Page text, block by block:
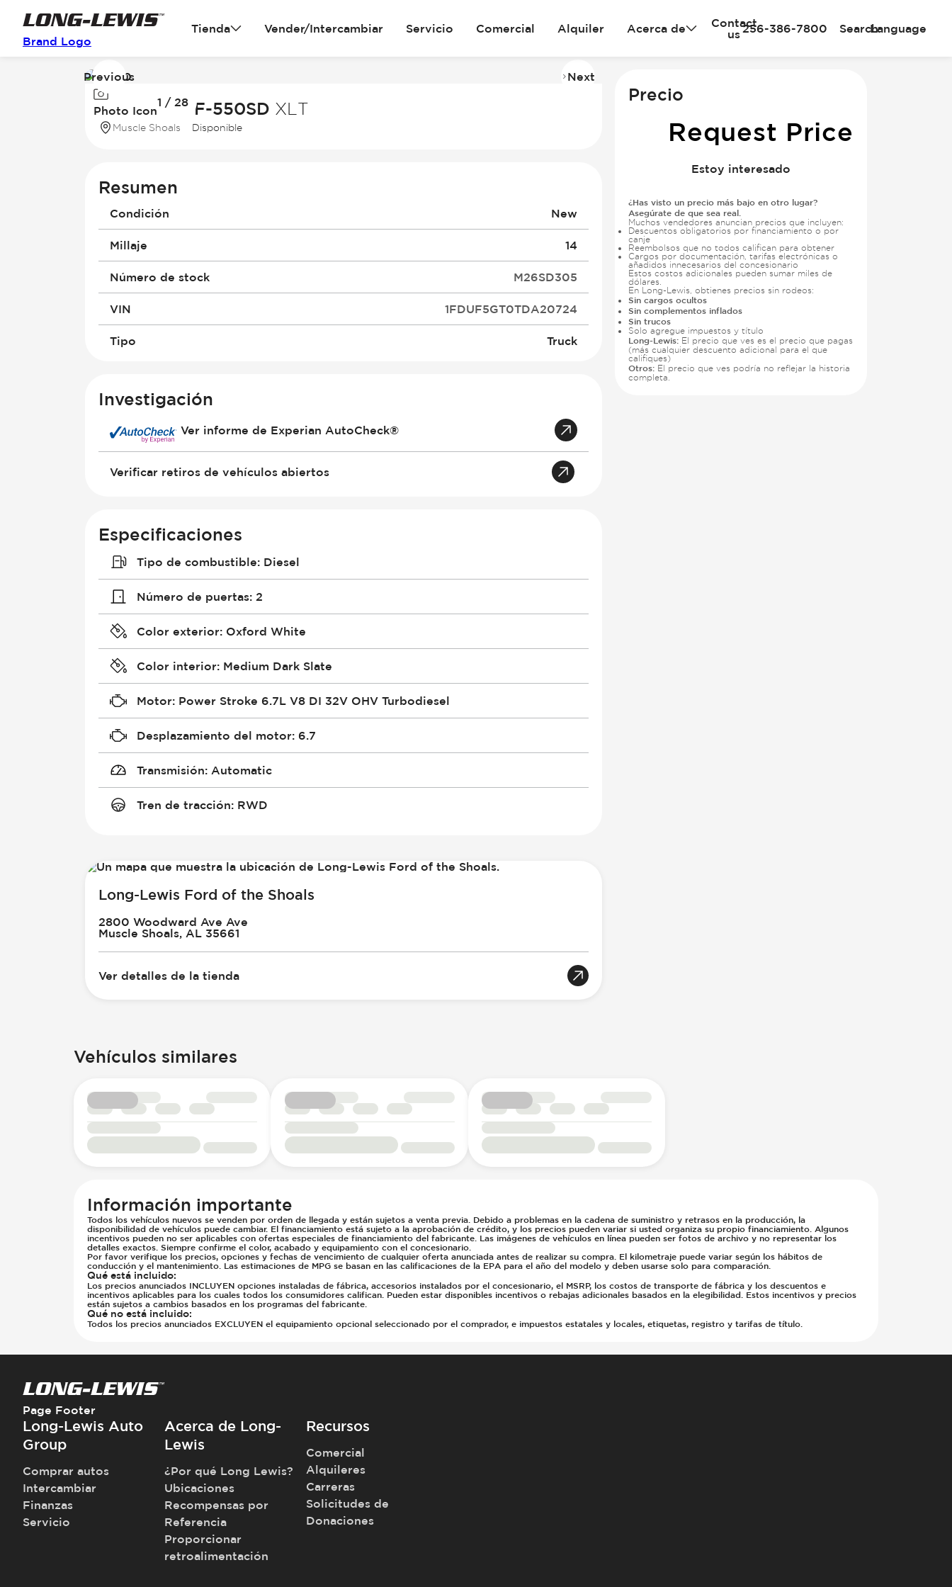
Brand Logo
Tienda Vender/Intercambiar Servicio Comercial Alquiler Acerca de
Contact
us256-386-7800 SearchLanguage
Image
of
Image
Photo Icon
1 / 28
Previous Next
2026 Ford F-550SD XLT
Muscle Shoals Disponible
Precio
Request Price
Estoy interesado
¿Has visto un precio más bajo en otro lugar?
Asegúrate de que sea real.
Muchos vendedores anuncian precios que incluyen:
Descuentos obligatorios por financiamiento o por
canje
Reembolsos que no todos califican para obtener
Cargos por documentación, tarifas electrónicas o
añadidos innecesarios del concesionario
Estos costos adicionales pueden sumar miles de
dólares.
En Long-Lewis, obtienes precios sin rodeos:
Sin cargos ocultos
Sin complementos inflados
Sin trucos
Solo agregue impuestos y título
Long-Lewis: El precio que ves es el precio que pagas
(más cualquier descuento adicional para el que
califiques)
Otros: El precio que ves podría no reflejar la historia
completa.
Resumen
Condición New
Millaje 14
Número de stock M26SD305
VIN 1FDUF5GT0TDA20724
Tipo Truck
Investigación
Ver informe de Experian AutoCheck®
Verificar retiros de vehículos abiertos
Especificaciones
Tipo de combustible: Diesel
Número de puertas: 2
Color exterior: Oxford White
Color interior: Medium Dark Slate
Motor: Power Stroke 6.7L V8 DI 32V OHV Turbodiesel
Desplazamiento del motor: 6.7
Transmisión: Automatic
Tren de tracción: RWD
Long-Lewis Ford of the Shoals
2800 Woodward Ave Ave
Muscle Shoals, AL 35661
Ver detalles de la tienda
Vehículos similares
Información importante
Todos los vehículos nuevos se venden por orden de llegada y están sujetos a venta previa. Debido a problemas en la cadena de suministro y retrasos en la producción, la
disponibilidad de vehículos puede cambiar. El financiamiento está sujeto a la aprobación de crédito, y los precios pueden variar si usted organiza su propio financiamiento. Algunos
incentivos pueden no ser aplicables con ofertas especiales de financiamiento del fabricante. Las imágenes de vehículos en línea pueden ser fotos de archivo y no representar los
detalles exactos. Siempre confirme el color, acabado y equipamiento con el concesionario.
Por favor verifique los precios, opciones y fechas de vencimiento de cualquier oferta anunciada antes de realizar su compra. El kilometraje puede variar según los hábitos de
conducción y el mantenimiento. Las estimaciones de MPG se basan en las calificaciones de la EPA para el año del modelo y deben usarse solo para comparación.
Qué está incluido:
Los precios anunciados INCLUYEN opciones instaladas de fábrica, accesorios instalados por el concesionario, el MSRP, los costos de transporte de fábrica y los descuentos e
incentivos aplicables para los cuales todos los consumidores califican. Pueden estar disponibles incentivos o rebajas adicionales basados en la elegibilidad. Estos incentivos y precios
están sujetos a cambios basados en los programas del fabricante.
Qué no está incluido:
Todos los precios anunciados EXCLUYEN el equipamiento opcional seleccionado por el comprador, e impuestos estatales y locales, etiquetas, registro y tarifas de título.
Page Footer
Long-Lewis Auto
Group
Comprar autos
Intercambiar
Finanzas
Servicio
Acerca de Long-
Lewis
¿Por qué Long Lewis?
Ubicaciones
Recompensas por
Referencia
Proporcionar
retroalimentación
Recursos
Comercial
Alquileres
Carreras
Solicitudes de
Donaciones